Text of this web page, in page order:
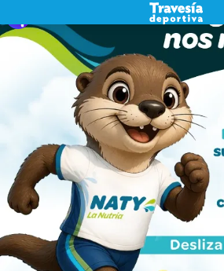
to
content